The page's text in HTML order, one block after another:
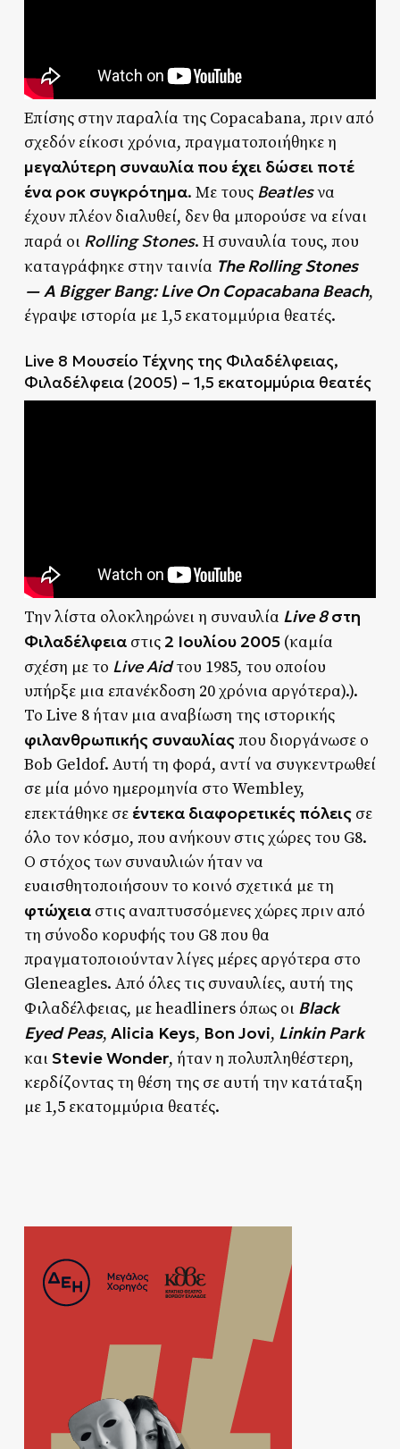
Επίσης στην παραλία της Copacabana, πριν από
σχεδόν είκοσι χρόνια, πραγματοποιήθηκε η
μεγαλύτερη συναυλία που έχει δώσει ποτέ
ένα ροκ συγκρότημα. Με τους Beatlesνα
έχουν πλέον διαλυθεί, δεν θα μπορούσε να είναι
παρά οι Rolling Stones. Η συναυλία τους, που
καταγράφηκε στην ταινία The Rolling Stones
— A Bigger Bang: Live On Copacabana Beach,
έγραψε ιστορία με 1,5 εκατομμύρια θεατές.
Live 8 Μουσείο Τέχνης της Φιλαδέλφειας,
Φιλαδέλφεια (2005) – 1,5 εκατομμύρια θεατές
Την λίστα ολοκληρώνει η συναυλία Live 8στη
Φιλαδέλφειαστις 2 Ιουλίου 2005(καμία
σχέση με το Live Aidτου 1985, του οποίου
υπήρξε μια επανέκδοση 20 χρόνια αργότερα).).
Το Live 8 ήταν μια αναβίωση της ιστορικής
φιλανθρωπικής συναυλίαςπου διοργάνωσε ο
Bob Geldof. Αυτή τη φορά, αντί να συγκεντρωθεί
σε μία μόνο ημερομηνία στο Wembley,
επεκτάθηκε σε έντεκα διαφορετικές πόλειςσε
όλο τον κόσμο, που ανήκουν στις χώρες του G8.
Ο στόχος των συναυλιών ήταν να
ευαισθητοποιήσουν το κοινό σχετικά με τη
φτώχειαστις αναπτυσσόμενες χώρες πριν από
τη σύνοδο κορυφής του G8 που θα
πραγματοποιούνταν λίγες μέρες αργότερα στο
Gleneagles. Από όλες τις συναυλίες, αυτή της
Φιλαδέλφειας, με headliners όπως οι Black
Eyed Peas, Alicia Keys, Bon Jovi, Linkin Park
καιStevie Wonder, ήταν η πολυπληθέστερη,
κερδίζοντας τη θέση της σε αυτή την κατάταξη
με 1,5 εκατομμύρια θεατές.